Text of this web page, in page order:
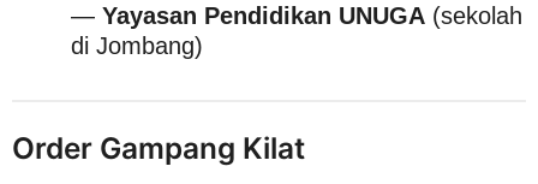
— Yayasan Pendidikan UNUGA(sekolah
di Jombang)
Order Gampang Kilat